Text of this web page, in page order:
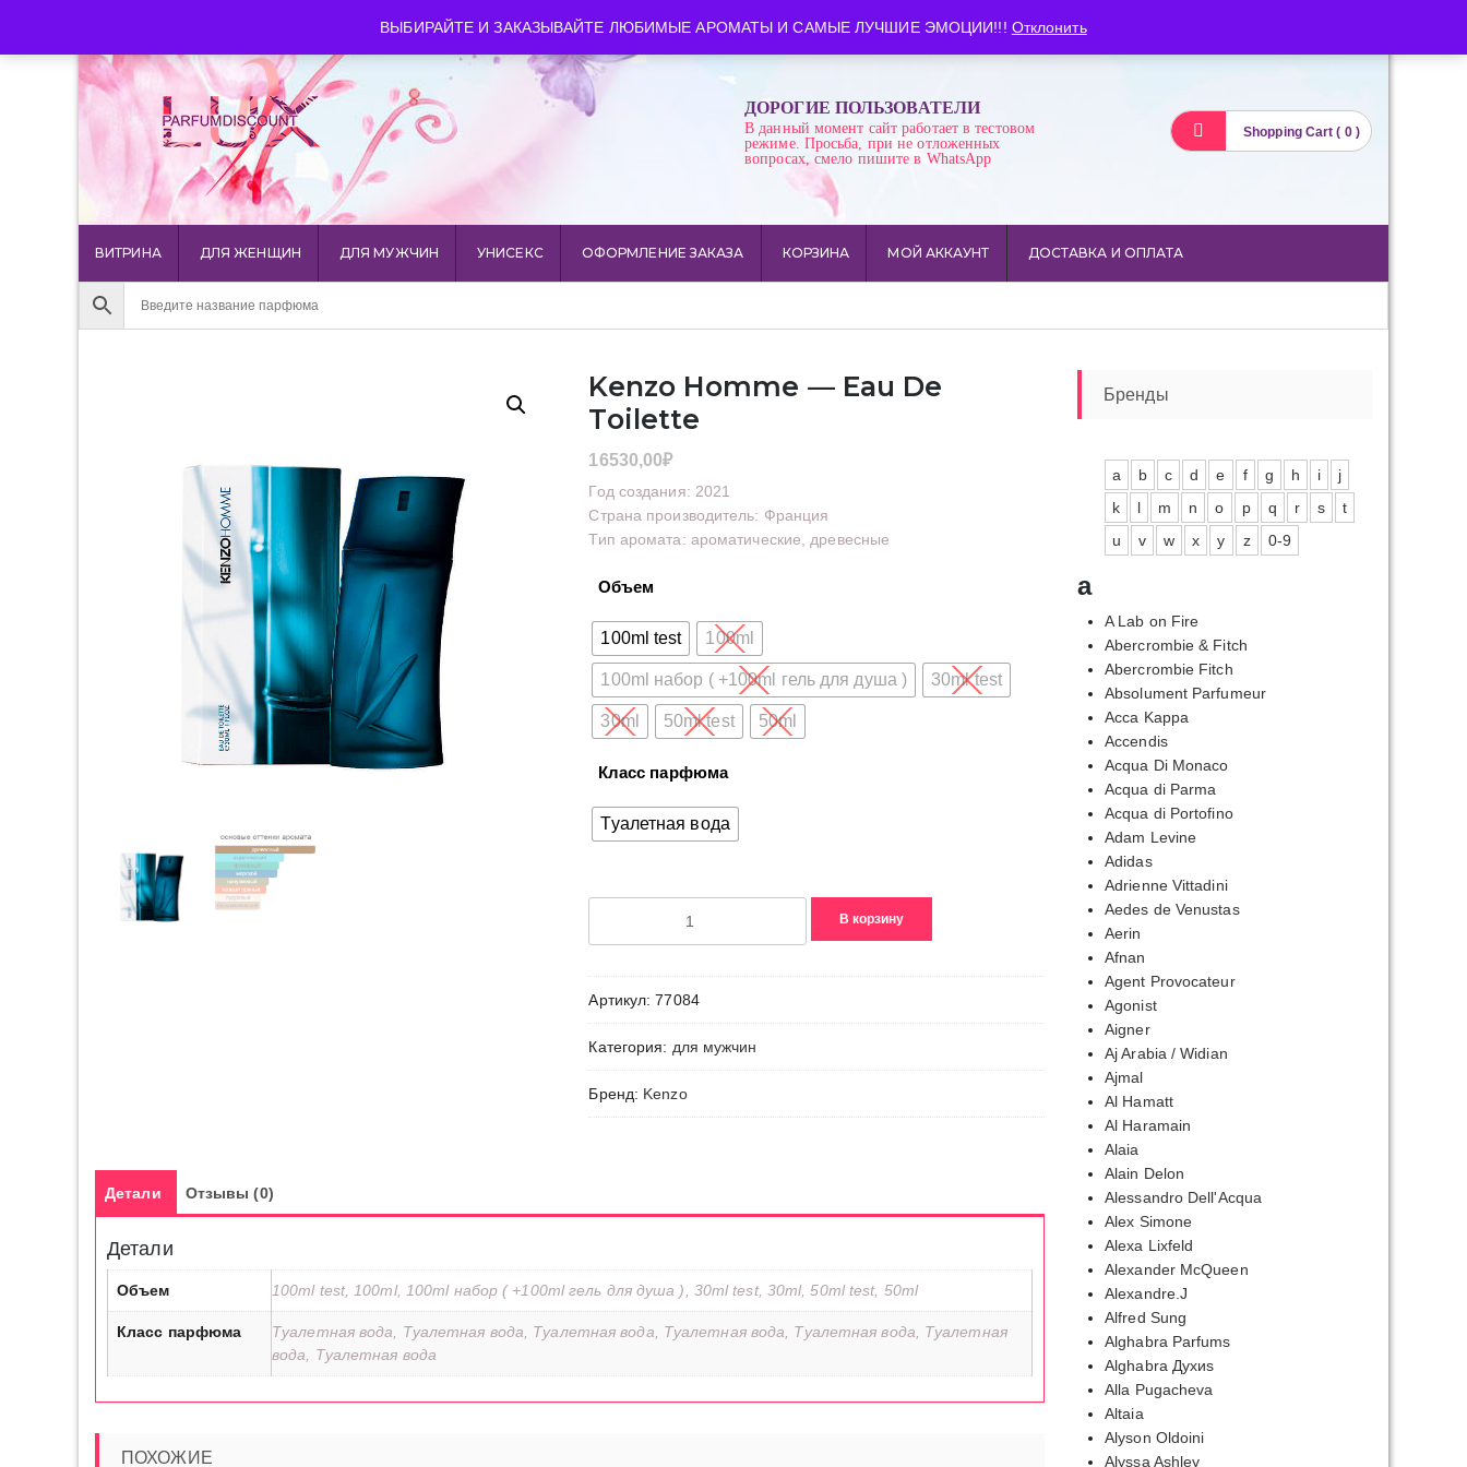
ВЫБИРАЙТЕ И ЗАКАЗЫВАЙТЕ ЛЮБИМЫЕ АРОМАТЫ И САМЫЕ ЛУЧШИЕ ЭМОЦИИ!!! Отклонить
+7 903 544 11 18 г. Москва Время работы: пн-сб 10:00-21:00
ДОРОГИЕ ПОЛЬЗОВАТЕЛИ
В данный момент сайт работает в тестовом
режиме. Просьба, при не отложенных
вопросах, смело пишите в WhatsApp
Shopping Cart ( 0 )
ВИТРИНА ДЛЯ ЖЕНЩИН ДЛЯ МУЖЧИН УНИСЕКС ОФОРМЛЕНИЕ ЗАКАЗА КОРЗИНА МОЙ АККАУНТ ДОСТАВКА И ОПЛАТА
Kenzo Homme — Eau De
Toilette
16530,00₽
Год создания: 2021
Страна производитель: Франция
Тип аромата: ароматические, древесные
Объем
100ml test 100ml
100ml набор ( +100ml гель для душа ) 30ml test
30ml 50ml test 50ml
Класс парфюма
Туалетная вода
Homme
-
Eau
de
Toilette
В корзину
Артикул:77084
Категория: для мужчин
Бренд: Kenzo
Детали Отзывы (0)
Детали
Объем 100ml test, 100ml, 100ml набор ( +100ml гель для душа ), 30ml test, 30ml, 50ml test, 50ml
Класс парфюма
Туалетная вода, Туалетная вода, Туалетная вода, Туалетная вода, Туалетная вода, Туалетная
вода, Туалетная вода
ПОХОЖИЕ
Бренды
a b c d e f g h i
j
k
l m n o p q r s
t
u
v w x y z 0-9
a
A Lab on Fire
Abercrombie & Fitch
Abercrombie Fitch
Absolument Parfumeur
Acca Kappa
Accendis
Acqua Di Monaco
Acqua di Parma
Acqua di Portofino
Adam Levine
Adidas
Adrienne Vittadini
Aedes de Venustas
Aerin
Afnan
Agent Provocateur
Agonist
Aigner
Aj Arabia / Widian
Ajmal
Al Hamatt
Al Haramain
Alaia
Alain Delon
Alessandro Dell'Acqua
Alex Simone
Alexa Lixfeld
Alexander McQueen
Alexandre.J
Alfred Sung
Alghabra Parfums
Alghabra Духиs
Alla Pugacheva
Altaia
Alyson Oldoini
Alyssa Ashley